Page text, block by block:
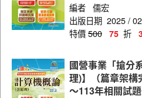
編者 儒宏
出版日期 2025 / 02
特價500 75 折
國營事業「搶分
理)】（篇章架構
～113年相關試題